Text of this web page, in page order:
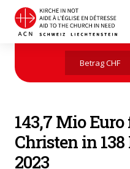
Jetzt
143,7 Mio
Christen in
2023